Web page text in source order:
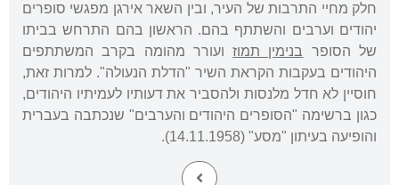
חלק מחיי התרבות של העיר, ובין השאר אירגן מפגשי סופרים
יהודים וערבים והשתתף בהם. הראשון בהם התרחש בביתו
של הסופר בנימין תמוזועורר מהומה בקרב המשתתפים
היהודים בעקבות הקראת השיר "הדלת הנעולה". למרות זאת,
חוסיין לא חדל מלנסות ולהסביר את דעותיו לעמיתיו היהודים,
כגון ברשימה "הסופרים היהודים והערבים" שנכתבה בעברית
והופיעה בעיתון "מסע" (14.11.1958).